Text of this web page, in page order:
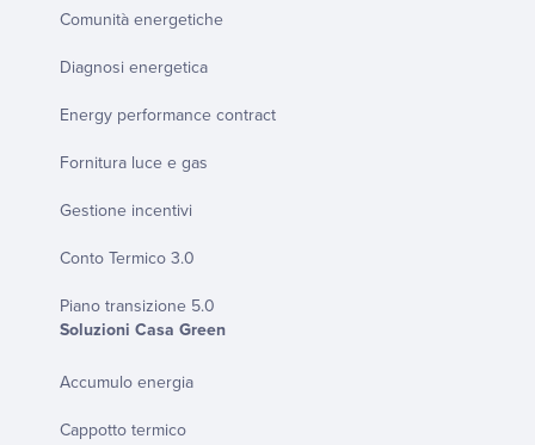
Comunità energetiche
Diagnosi energetica
Energy performance contract
Fornitura luce e gas
Gestione incentivi
Conto Termico 3.0
Piano transizione 5.0
Soluzioni Casa Green
Accumulo energia
Cappotto termico